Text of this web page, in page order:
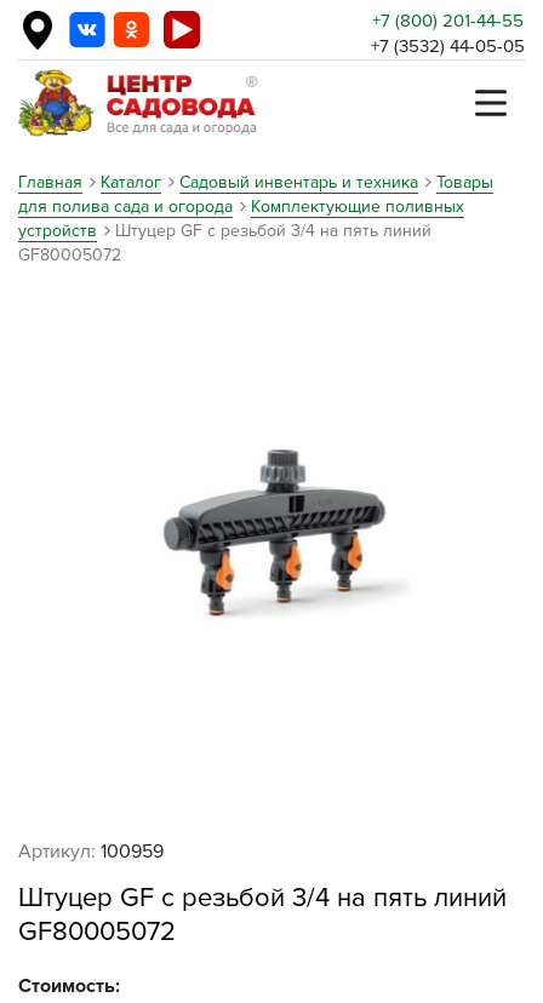
+7 (800) 201-44-55
+7 (3532) 44-05-05
Главная Каталог Садовый инвентарь и техника
Товары
для полива сада и огорода
Комплектующие поливных
устройств
Штуцер GF с резьбой 3/4 на пять линий
GF80005072
Артикул: 100959
Штуцер GF с резьбой 3/4 на пять линий
GF80005072
Стоимость: